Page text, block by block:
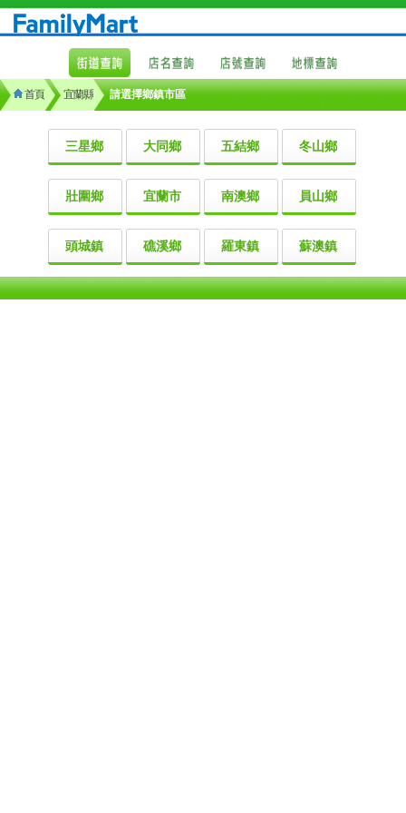
首頁 宜蘭縣 請選擇鄉鎮市區
三星鄉 大同鄉 五結鄉 冬山鄉
壯圍鄉 宜蘭市 南澳鄉 員山鄉
頭城鎮 礁溪鄉 羅東鎮 蘇澳鎮